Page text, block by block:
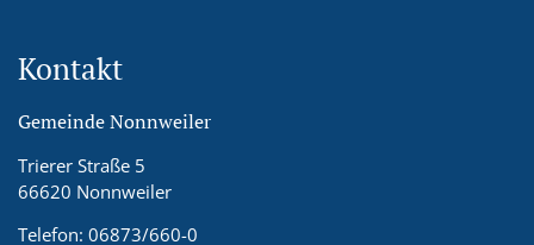
Kontakt
Gemeinde Nonnweiler
Trierer Straße 5
66620 Nonnweiler
Telefon: 06873/660-0